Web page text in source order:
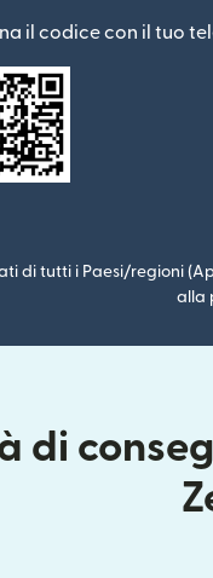
il codice con il tuo
di tutti i Paesi/regioni
alla
di